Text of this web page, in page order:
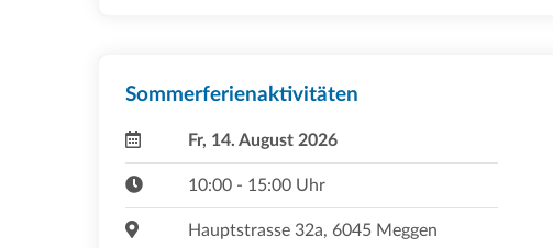
Sommerferienaktivitäten
Fr, 14. August 2026
10:00 - 15:00 Uhr
Hauptstrasse 32a, 6045 Meggen